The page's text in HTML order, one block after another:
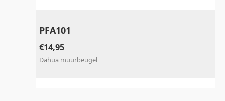
PFA101
€14,95
Dahua muurbeugel